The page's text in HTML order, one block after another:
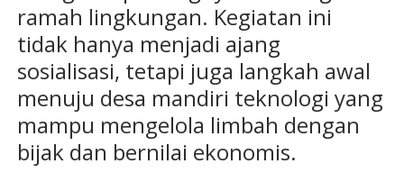
ramah lingkungan. Kegiatan ini
tidak hanya menjadi ajang
sosialisasi, tetapi juga langkah awal
menuju desa mandiri teknologi yang
mampu mengelola limbah dengan
bijak dan bernilai ekonomis.